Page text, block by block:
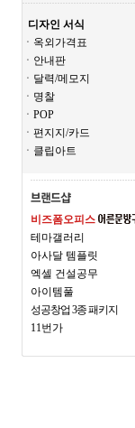
디자인 서식
ㆍ옥외가격표
ㆍ안내판
ㆍ달력/메모지
ㆍ명찰
ㆍPOP
ㆍ편지지/카드
ㆍ클립아트
비즈폼오피스
테마갤러리
아사달 템플릿
엑셀 건설공무
아이템풀
성공창업 3종 패키지
11번가